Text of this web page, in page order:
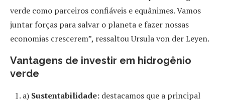
verde como parceiros confiáveis e equânimes. Vamos
juntar forças para salvar o planeta e fazer nossas
economias crescerem”, ressaltou Ursula von der Leyen.
Vantagens de investir em hidrogênio
verde
a) Sustentabilidade: destacamos que a principal